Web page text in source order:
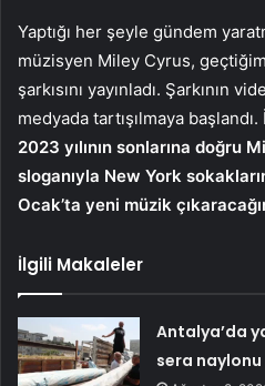
Yaptığı her şeyle gündem
müzisyen Miley Cyrus,
şarkısını yayınladı. Şarkının
medyada tartışılmaya
2023 yılının sonlarına doğru
sloganıyla New York
Ocak’ta yeni müzik
İlgili Makaleler
Antalya’da
sera